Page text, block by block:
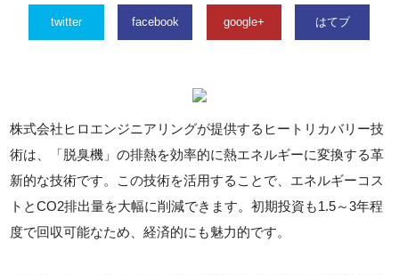
twitter facebook google+ はてブ
株式会社ヒロエンジニアリングが提供するヒートリカバリー技
術は、「脱臭機」の排熱を効率的に熱エネルギーに変換する革
新的な技術です。この技術を活用することで、エネルギーコス
トとCO2排出量を大幅に削減できます。初期投資も1.5～3年程
度で回収可能なため、経済的にも魅力的です。